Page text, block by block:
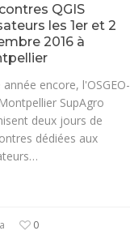
QGIS
les 1er et 2
2016 à
année encore, l'OSGEO-
SupAgro
deux jours de
dédiées aux
0